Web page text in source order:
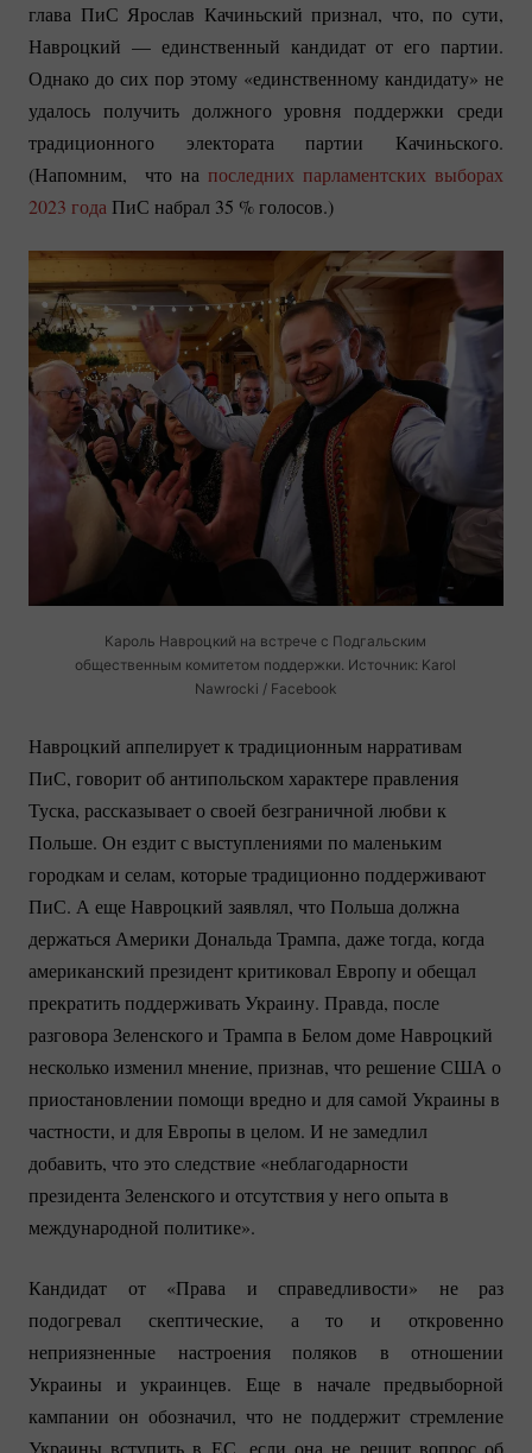
глава ПиС Ярослав Качиньский признал, что, по сути,
Навроцкий — единственный кандидат от его партии.
Однако до сих пор этому «единственному кандидату» не
удалось получить должного уровня поддержки среди
традиционного электората партии Качиньского.
(Напомним, что на последних парламентских выборах
2023 года ПиС набрал 35 %голосов.)
Кароль Навроцкий на встрече с Подгальским
общественным комитетом поддержки. Источник: Karol
Nawrocki / Facebook
Навроцкий аппелирует к традиционным нарративам
ПиС, говорит об антипольском характере правления
Туска, рассказывает о своей безграничной любви к
Польше. Он ездит с выступлениями по маленьким
городкам и селам, которые традиционно поддерживают
ПиС. А еще Навроцкий заявлял, что Польша должна
держаться Америки Дональда Трампа, даже тогда, когда
американский президент критиковал Европу и обещал
прекратить поддерживать Украину. Правда, после
разговора Зеленского и Трампа в Белом доме Навроцкий
несколько изменил мнение, признав, что решение США о
приостановлении помощи вредно и для самой Украины в
частности, и для Европы в целом. И не замедлил
добавить, что это следствие «неблагодарности
президента Зеленского и отсутствия у него опыта в
международной политике».
Кандидат от «Права и справедливости» не раз
подогревал скептические, а то и откровенно
неприязненные настроения поляков в отношении
Украины и украинцев. Еще в начале предвыборной
кампании он обозначил, что не поддержит стремление
Украины вступить в ЕС, если она не решит вопрос об